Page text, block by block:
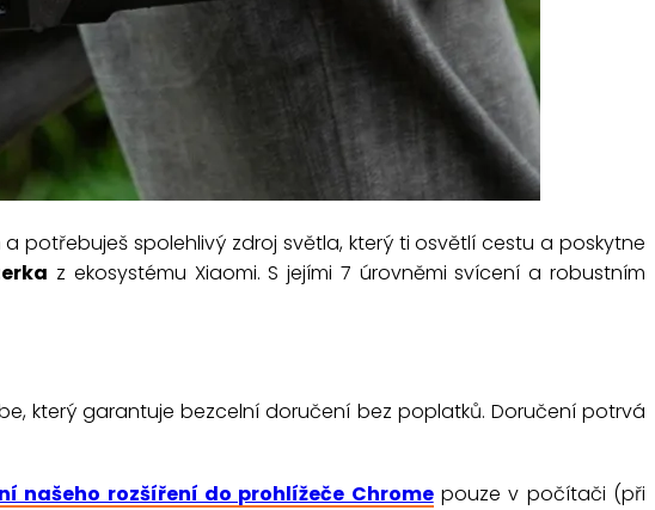
potřebuješ spolehlivý zdroj světla, který ti osvětlí cestu a poskytne
z ekosystému Xiaomi. S jejími 7 úrovněmi svícení a robustním
který garantuje bezcelní doručení bez poplatků. Doručení potrvá
našeho rozšíření do prohlížeče Chromepouze v počítači (při